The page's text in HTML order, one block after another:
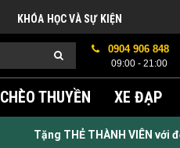
KHÓA HỌC VÀ SỰ KIỆN
0904 906 848
09:00 - 21:00
CHÈO THUYỀN XE ĐẠP
Tặng THẺ THÀNH VIÊN với